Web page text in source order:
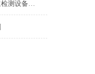
公共场所卫生监督快速检测设备（三） -1